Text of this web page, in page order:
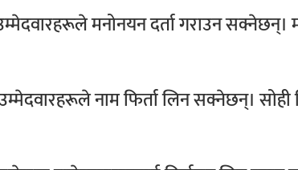
मनोनयन दर्ता गराउन सक्नेछन्।
नाम फिर्ता लिन सक्नेछन्। सोही